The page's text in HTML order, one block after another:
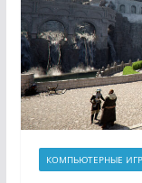
КОМПЬЮТЕРНЫЕ